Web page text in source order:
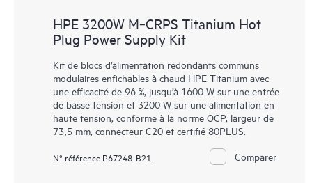
HPE 3200W M‑CRPS Titanium Hot
Plug Power Supply Kit
Kit de blocs d’alimentation redondants communs
modulaires enfichables à chaud HPE Titanium avec
une efficacité de 96 %, jusqu’à 1600 W sur une entrée
de basse tension et 3200 W sur une alimentation en
haute tension, conforme à la norme OCP, largeur de
73,5 mm, connecteur C20 et certifié 80PLUS.
N° référence P67248-B21 Comparer